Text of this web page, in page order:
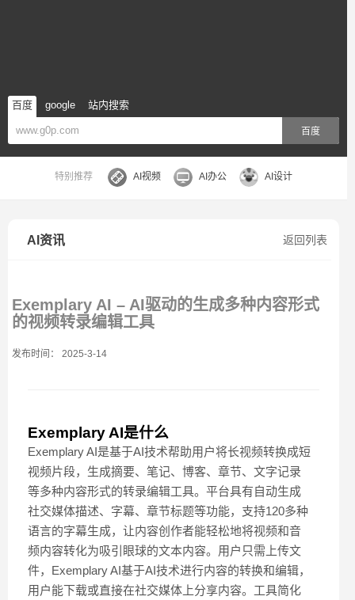
百度 google 站内搜索
百度
特别推荐 AI视频 AI办公 AI设计
返回列表
AI资讯
Exemplary AI – AI驱动的生成多种内容形式
的视频转录编辑工具
发布时间： 2025-3-14
Exemplary AI是什么
Exemplary AI是基于AI技术帮助用户将长视频转换成短
视频片段，生成摘要、笔记、博客、章节、文字记录
等多种内容形式的转录编辑工具。平台具有自动生成
社交媒体描述、字幕、章节标题等功能，支持120多种
语言的字幕生成，让内容创作者能轻松地将视频和音
频内容转化为吸引眼球的文本内容。用户只需上传文
件，Exemplary AI基于AI技术进行内容的转换和编辑，
用户能下载或直接在社交媒体上分享内容。工具简化